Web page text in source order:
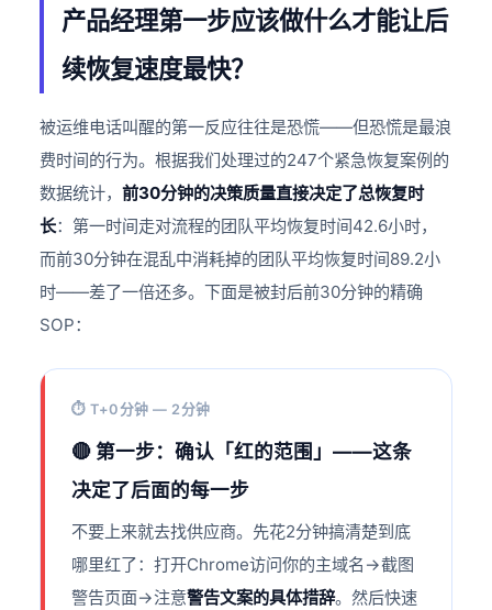
产品经理第一步应该做什么才能让后
续恢复速度最快？
被运维电话叫醒的第一反应往往是恐慌——但恐慌是最浪
费时间的行为。根据我们处理过的247个紧急恢复案例的
数据统计，前30分钟的决策质量直接决定了总恢复时
长：第一时间走对流程的团队平均恢复时间42.6小时，
而前30分钟在混乱中消耗掉的团队平均恢复时间89.2小
时——差了一倍还多。下面是被封后前30分钟的精确
SOP：
⏱ T+0分钟 — 2分钟
🔴 第一步：确认「红的范围」——这条
决定了后面的每一步
不要上来就去找供应商。先花2分钟搞清楚到底
哪里红了：打开Chrome访问你的主域名→截图
警告页面→注意警告文案的具体措辞。然后快速